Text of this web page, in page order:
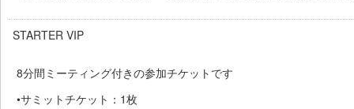
STARTER VIP
8分間ミーティング付きの参加チケットです
•サミットチケット： 1枚